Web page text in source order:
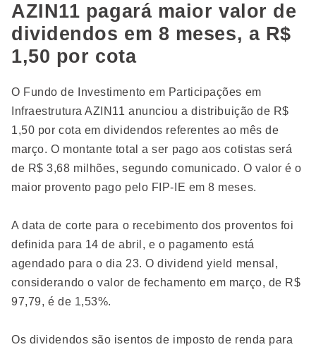
AZIN11 pagará maior valor de
dividendos em 8 meses, a R$
1,50 por cota
O Fundo de Investimento em Participações em
Infraestrutura AZIN11 anunciou a distribuição de R$
1,50 por cota em dividendos referentes ao mês de
março. O montante total a ser pago aos cotistas será
de R$ 3,68 milhões, segundo comunicado. O valor é o
maior provento pago pelo FIP-IE em 8 meses.
A data de corte para o recebimento dos proventos foi
definida para 14 de abril, e o pagamento está
agendado para o dia 23. O dividend yield mensal,
considerando o valor de fechamento em março, de R$
97,79, é de 1,53%.
Os dividendos são isentos de imposto de renda para